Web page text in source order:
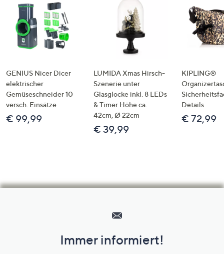
GENIUS Nicer Dicer
elektrischer
Gemüseschneider 10
versch. Einsätze
€ 99,99
LUMIDA Xmas Hirsch-
Szenerie unter
Glasglocke inkl. 8 LEDs
& Timer Höhe ca.
42cm, Ø 22cm
€ 39,99
KIPLING®
Details
€ 72,99
Unternehmensinformationen
Immer informiert!